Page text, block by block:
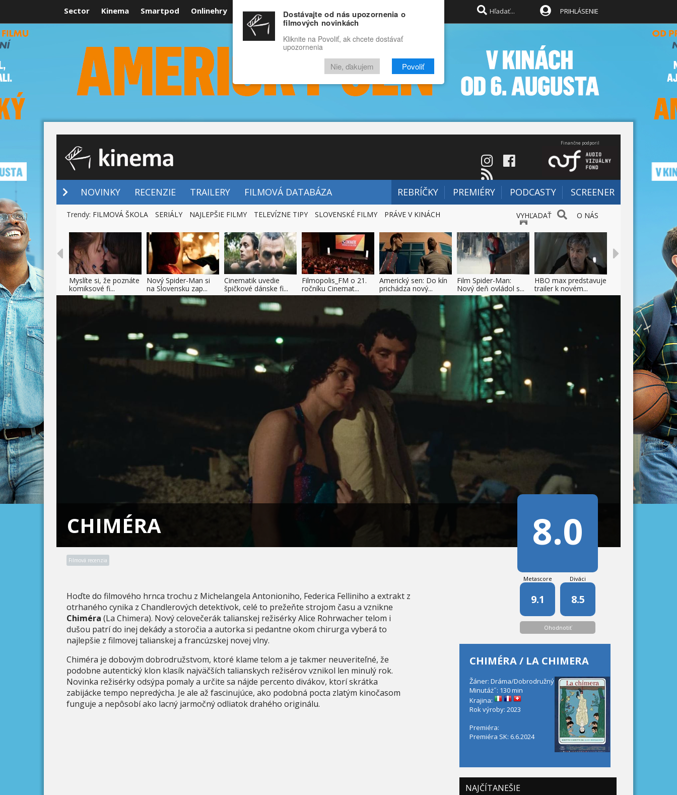
Sector Kinema Smartpod Onlinehry Rozprávky Funny Docu
RECENZIE VIDEÁ FILMY
PRIHLÁSENIE
Finančne podporil
NOVINKY RECENZIE TRAILERY FILMOVÁ DATABÁZA REBRÍČKY PREMIÉRY PODCASTY SCREENER
VYHĽADAŤ O NÁS
Trendy: FILMOVÁ ŠKOLA SERIÁLY NAJLEPŠIE FILMY TELEVÍZNE TIPY SLOVENSKÉ FILMY PRÁVE V KINÁCH
Myslíte si, že poznáte
komiksové fi...
Nový Spider-Man si
na Slovensku zap...
Cinematik uvedie
špičkové dánske fi...
Filmopolis_FM o 21.
ročníku Cinemat...
Americký sen: Do kín
prichádza nový...
Film Spider-Man:
Nový deň ovládol s...
HBO max predstavuje
trailer k novém...
CHIMÉRA 8.0
Filmová recenzia
Hoďte do filmového hrnca trochu z Michelangela Antonioniho, Federica Felliniho a extrakt z
otrhaného cynika z Chandlerových detektívok, celé to prežeňte strojom času a vznikne
Chiméra (La Chimera). Nový celovečerák talianskej režisérky Alice Rohrwacher telom i
dušou patrí do inej dekády a storočia a autorka si pedantne okom chirurga vyberá to
najlepšie z filmovej talianskej a francúzskej novej vlny.
Chiméra je dobovým dobrodružstvom, ktoré klame telom a je takmer neuveriteľné, že
podobne autentický klon klasík najväčších talianskych režisérov vznikol len minulý rok.
Novinka režisérky odsýpa pomaly a určite sa nájde percento divákov, ktorí skrátka
zabijácke tempo nepredýcha. Je ale až fascinujúce, ako podobná pocta zlatým kinočasom
funguje a nepôsobí ako lacný jarmočný odliatok drahého originálu.
Metascore
9.1
Diváci
8.5
Ohodnotiť
CHIMÉRA / LA CHIMERA
Žáner: Dráma/Dobrodružný
Minutáż˝: 130 min
Krajina:
Rok výroby: 2023
Premiéra:
Premiéra SK: 6.6.2024
NAJČÍTANEŠIE
Dostávajte od nás upozornenia o
filmových novinkách
Kliknite na Povoliť, ak chcete dostávať
upozornenia
Nie, ďakujem Povoliť